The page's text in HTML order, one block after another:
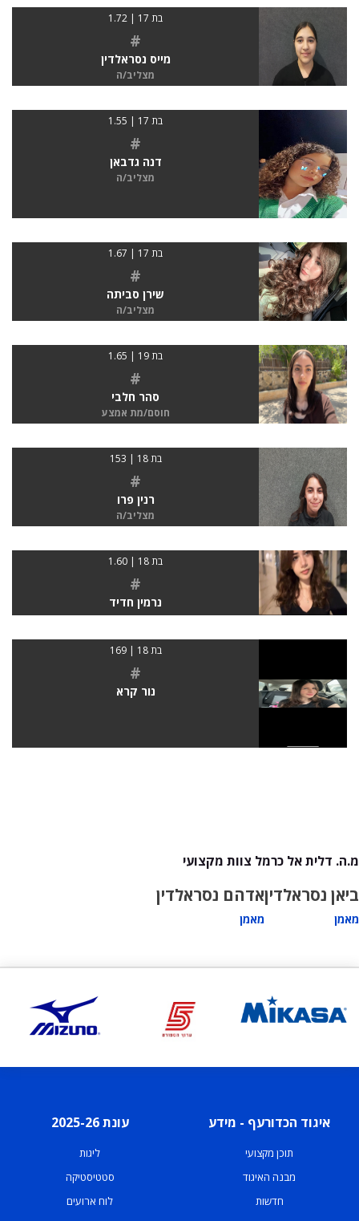
בת 17 | 1.72
#
מייס נסראלדין
מצליב/ה
בת 17 | 1.55
#
דנה גדבאן
מצליב/ה
בת 17 | 1.67
#
שירן סביתה
מצליב/ה
בת 19 | 1.65
#
סהר חלבי
חוסם/מת אמצע
בת 18 | 153
#
רנין פרו
מצליב/ה
בת 18 | 1.60
#
נרמין חדיד
בת 18 | 169
#
נור קרא
מ.ה. דלית אל כרמל צוות מקצועי
ביאן נסראלדין
מאמן
אדהם נסראלדין
מאמן
איגוד הכדורעף - מידע
תוכן מקצועי
מבנה האיגוד
חדשות
עונת 2025-26
ליגות
סטטיסטיקה
לוח ארועים